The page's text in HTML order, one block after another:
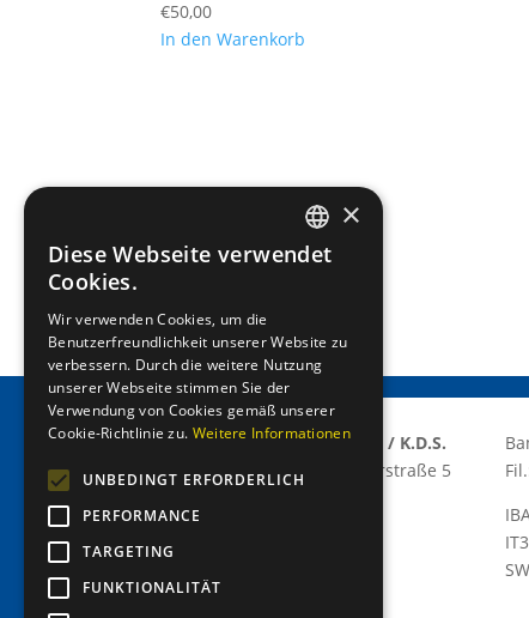
€50,00
In den Warenkorb
Lions Club Meran/o E.T.S / K.D.S.
Via Grabmayr – Grabmayrstraße 5
P.IVA: 03310420215
C.D.: T9K4ZHO
GERMAN
×
Diese Webseite verwendet
Cookies.
Wir verwenden Cookies, um die
Benutzerfreundlichkeit unserer Website zu
verbessern. Durch die weitere Nutzung
unserer Webseite stimmen Sie der
Verwendung von Cookies gemäß unserer
Cookie-Richtlinie zu. Weitere Informationen
UNBEDINGT ERFORDERLICH
PERFORMANCE
TARGETING
FUNKTIONALITÄT